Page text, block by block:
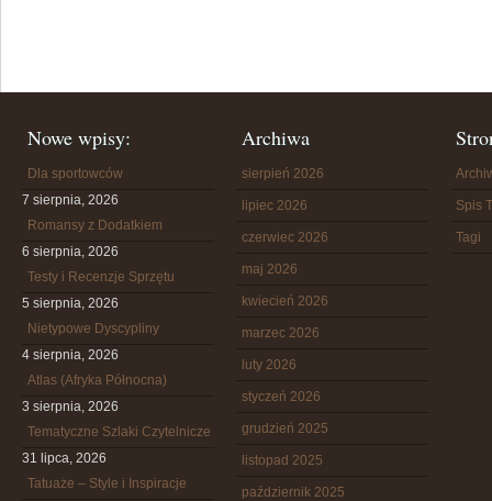
Nowe wpisy:
Dla sportowców
7 sierpnia, 2026
Romansy z Dodatkiem
6 sierpnia, 2026
Testy i Recenzje Sprzętu
5 sierpnia, 2026
Nietypowe Dyscypliny
4 sierpnia, 2026
Atlas (Afryka Północna)
3 sierpnia, 2026
Tematyczne Szlaki Czytelnicze
31 lipca, 2026
Tatuaże – Style i Inspiracje
Archiwa
sierpień 2026
lipiec 2026
czerwiec 2026
maj 2026
kwiecień 2026
marzec 2026
luty 2026
styczeń 2026
grudzień 2025
listopad 2025
październik 2025
Spis
Tagi